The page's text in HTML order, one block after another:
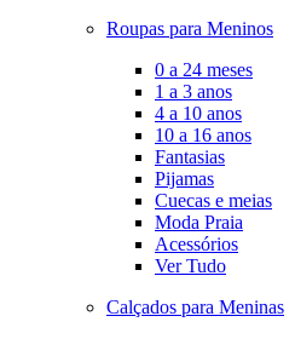
Roupas para Meninos
0 a 24 meses
1 a 3 anos
4 a 10 anos
10 a 16 anos
Fantasias
Pijamas
Cuecas e meias
Moda Praia
Acessórios
Ver Tudo
Calçados para Meninas